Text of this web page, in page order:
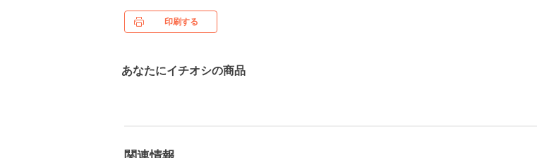
印刷する
あなたにイチオシの商品